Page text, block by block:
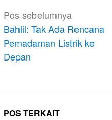
Navigasi
pos
Pos sebelumnya
Bahlil: Tak Ada Rencana
Pemadaman Listrik ke
Depan
POS TERKAIT